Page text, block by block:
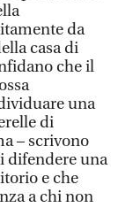
da
casa di
che il
una
di
– scrivono
difendere una
e che
a chi non